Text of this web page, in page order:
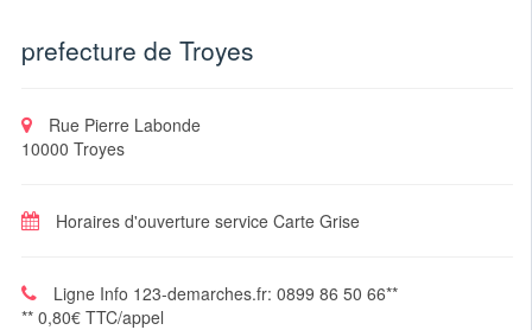
prefecture de Troyes
Rue Pierre Labonde
10000 Troyes
Horaires d'ouverture service Carte Grise
Ligne Info 123-demarches.fr: 0899 86 50 66**
** 0,80€ TTC/appel